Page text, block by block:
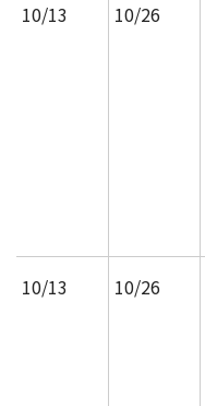
10/13 10/26
10/13 10/26